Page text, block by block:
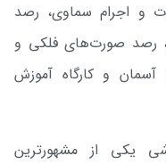
و اجرام سماوی، رصد
رصد صورت‌های فلکی و
آسمان و کارگاه آموزش
یکی از مشهورترین